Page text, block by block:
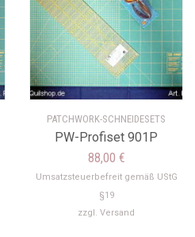
PATCHWORK-SCHNEIDESETS
PW-Profiset 901P
88,00 €
Umsatzsteuerbefreit gemäß UStG
§19
zzgl. Versand